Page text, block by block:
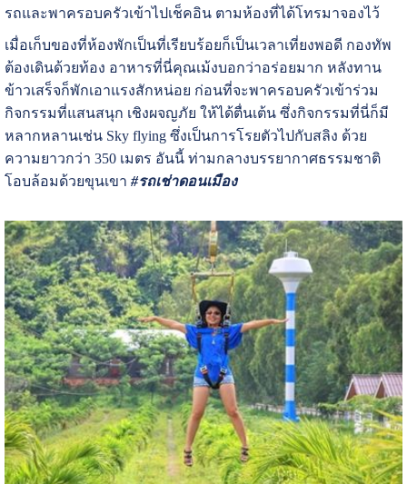
รถและพาครอบครัวเข้าไปเช็คอิน ตามห้องที่ได้โทรมาจองไว้
เมื่อเก็บของที่ห้องพักเป็นที่เรียบร้อยก็เป็นเวลาเที่ยงพอดี กองทัพ
ต้องเดินด้วยท้อง อาหารที่นี่คุณเม้งบอกว่าอร่อยมาก หลังทาน
ข้าวเสร็จก็พักเอาแรงสักหน่อย ก่อนที่จะพาครอบครัวเข้าร่วม
กิจกรรมที่แสนสนุก เชิงผจญภัย ให้ได้ตื่นเต้น ซึ่งกิจกรรมที่นี่ก็มี
หลากหลานเช่น Sky flying ซึ่งเป็นการโรยตัวไปกับสลิง ด้วย
ความยาวกว่า 350 เมตร อันนี้ ท่ามกลางบรรยากาศธรรมชาติ
โอบล้อมด้วยขุนเขา #รถเช่าดอนเมือง